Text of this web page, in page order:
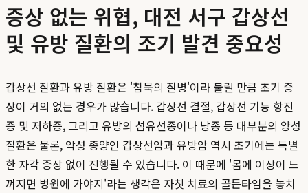
증상 없는 위협, 대전 서구 갑상선
및 유방 질환의 조기 발견 중요성
갑상선 질환과 유방 질환은 '침묵의 질병'이라 불릴 만큼 초기 증
상이 거의 없는 경우가 많습니다. 갑상선 결절, 갑상선 기능 항진
증 및 저하증, 그리고 유방의 섬유선종이나 낭종 등 대부분의 양성
질환은 물론, 악성 종양인 갑상선암과 유방암 역시 초기에는 특별
한 자각 증상 없이 진행될 수 있습니다. 이 때문에 '몸에 이상이 느
껴지면 병원에 가야지'라는 생각은 자칫 치료의 골든타임을 놓치